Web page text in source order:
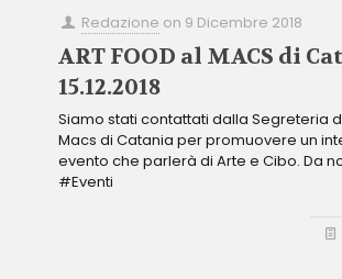
Redazione on 9 Dicembre 2018
ART FOOD al MACS di
15.12.2018
Siamo stati contattati dalla Segreteria
Macs di Catania per promuovere un
evento che parlerà di Arte e Cibo. Da
#Eventi